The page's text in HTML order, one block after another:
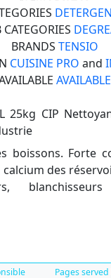
CATEGORIES
BRANDS TENSIO
CUISINE PRO and
AVAILABLE
25kg CIP
boissons. Forte
des
Pages